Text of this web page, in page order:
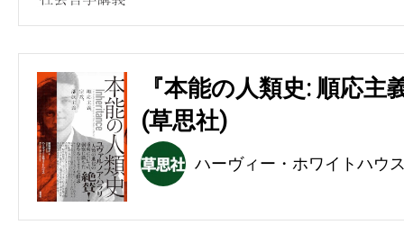
『本能の人類史: 順応
(草思社)
ハーヴィー・ホワイトハウ